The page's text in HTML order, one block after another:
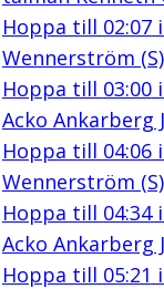
Hoppa till 02:07i
Wennerström (S)
Hoppa till 03:00i
Acko Ankarberg
Hoppa till 04:06i
Wennerström (S)
Hoppa till 04:34i
Acko Ankarberg
Hoppa till 05:21